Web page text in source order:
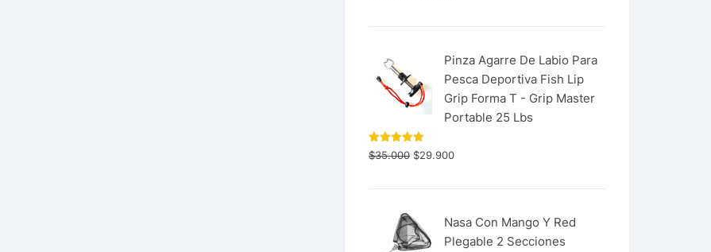
Pinza Agarre De Labio Para
Pesca Deportiva Fish Lip
Grip Forma T - Grip Master
Portable 25 Lbs
Valorado
con 5.00
$35.000 $29.900
Nasa Con Mango Y Red
Plegable 2 Secciones